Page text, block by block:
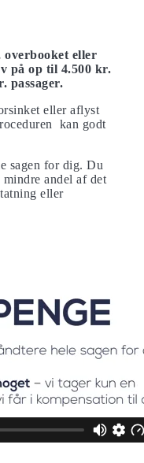
eller
på op til 4.500 kr.
passager.
eller aflyst
kan godt
sagen for dig. Du
andel af det
eller